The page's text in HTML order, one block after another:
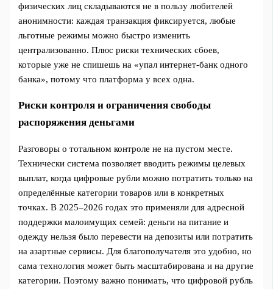
физических лиц складываются не в пользу любителей
анонимности: каждая транзакция фиксируется, любые
льготные режимы можно быстро изменить
централизованно. Плюс риски технических сбоев,
которые уже не спишешь на «упал интернет‑банк одного
банка», потому что платформа у всех одна.
Риски контроля и ограничения свободы
распоряжения деньгами
Разговоры о тотальном контроле не на пустом месте.
Технически система позволяет вводить режимы целевых
выплат, когда цифровые рубли можно потратить только на
определённые категории товаров или в конкретных
точках. В 2025–2026 годах это применяли для адресной
поддержки малоимущих семей: деньги на питание и
одежду нельзя было перевести на депозиты или потратить
на азартные сервисы. Для благополучателя это удобно, но
сама технология может быть масштабирована и на другие
категории. Поэтому важно понимать, что цифровой рубль